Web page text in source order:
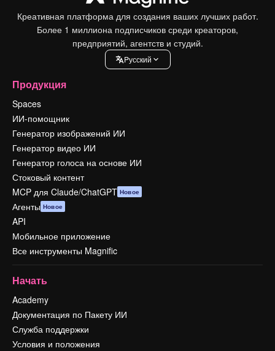
Креативная платформа для создания ваших лучших работ.
Более 1 миллиона подписчиков среди креаторов,
предприятий, агентств и студий.
Pусский
Продукция
Spaces
ИИ-помощник
Генератор изображений ИИ
Генератор видео ИИ
Генератор голоса на основе ИИ
Стоковый контент
MCP для Claude/ChatGPT Новое
Агенты Новое
API
Мобильное приложение
Все инструменты Magnific
Начать
Academy
Документация по Пакету ИИ
Служба поддержки
Условия и положения